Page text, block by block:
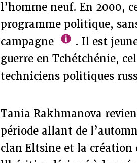
l’homme neuf. En 2000,
programme politique,
campagne
. Il est
guerre en Tchétchénie,
techniciens politiques
Tania Rakhmanova
période allant de
clan Eltsine et la